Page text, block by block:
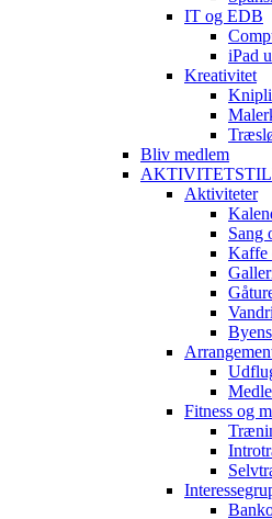
IT og EDB
iPad
Kreativitet
Bliv medlem
Aktiviteter
Sang
Kaffe
Fitness og